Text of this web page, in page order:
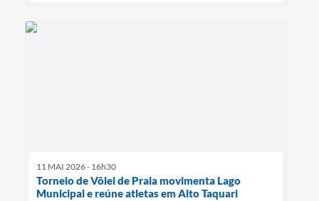
11 MAI 2026 - 16h30
Torneio de Vôlei de Praia movimenta Lago
Municipal e reúne atletas em Alto Taquari